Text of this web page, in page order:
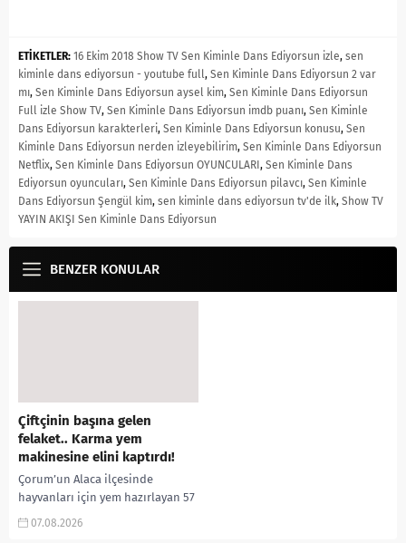
ETİKETLER: 16 Ekim 2018 Show TV Sen Kiminle Dans Ediyorsun izle, sen
kiminle dans ediyorsun - youtube full, Sen Kiminle Dans Ediyorsun 2 var
mı, Sen Kiminle Dans Ediyorsun aysel kim, Sen Kiminle Dans Ediyorsun
Full izle Show TV, Sen Kiminle Dans Ediyorsun imdb puanı, Sen Kiminle
Dans Ediyorsun karakterleri, Sen Kiminle Dans Ediyorsun konusu, Sen
Kiminle Dans Ediyorsun nerden izleyebilirim, Sen Kiminle Dans Ediyorsun
Netflix, Sen Kiminle Dans Ediyorsun OYUNCULARI, Sen Kiminle Dans
Ediyorsun oyuncuları, Sen Kiminle Dans Ediyorsun pilavcı, Sen Kiminle
Dans Ediyorsun Şengül kim, sen kiminle dans ediyorsun tv'de ilk, Show TV
YAYIN AKIŞI Sen Kiminle Dans Ediyorsun
BENZER KONULAR
Çiftçinin başına gelen
felaket.. Karma yem
makinesine elini kaptırdı!
Çorum’un Alaca ilçesinde
hayvanları için yem hazırlayan 57
yaşındaki çiftçi, elini yem karma
07.08.2026